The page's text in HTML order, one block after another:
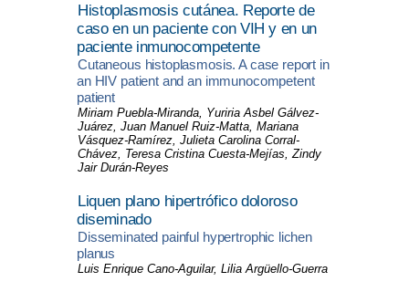
Histoplasmosis cutánea. Reporte de
caso en un paciente con VIH y en un
paciente inmunocompetente
Cutaneous histoplasmosis. A case report in
an HIV patient and an immunocompetent
patient
Miriam Puebla-Miranda, Yuriria Asbel Gálvez-
Juárez, Juan Manuel Ruiz-Matta, Mariana
Vásquez-Ramírez, Julieta Carolina Corral-
Chávez, Teresa Cristina Cuesta-Mejías, Zindy
Jair Durán-Reyes
Liquen plano hipertrófico doloroso
diseminado
Disseminated painful hypertrophic lichen
planus
Luis Enrique Cano-Aguilar, Lilia Argüello-Guerra